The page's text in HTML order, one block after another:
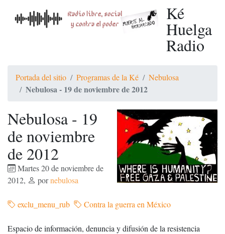
Ké
Huelga
Radio
Portada del sitio Programas de la Ké Nebulosa
Nebulosa - 19 de noviembre de 2012
Nebulosa - 19
de noviembre
de 2012
Martes 20 de noviembre de
2012, pornebulosa
exclu_menu_rub Contra la guerra en México
Espacio de información, denuncia y difusión de la resistencia